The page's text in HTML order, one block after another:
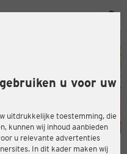
u voor uw
uitdrukkelijke toestemming, die
kunnen wij inhoud aanbieden
u relevante advertenties
In dit kader maken wij